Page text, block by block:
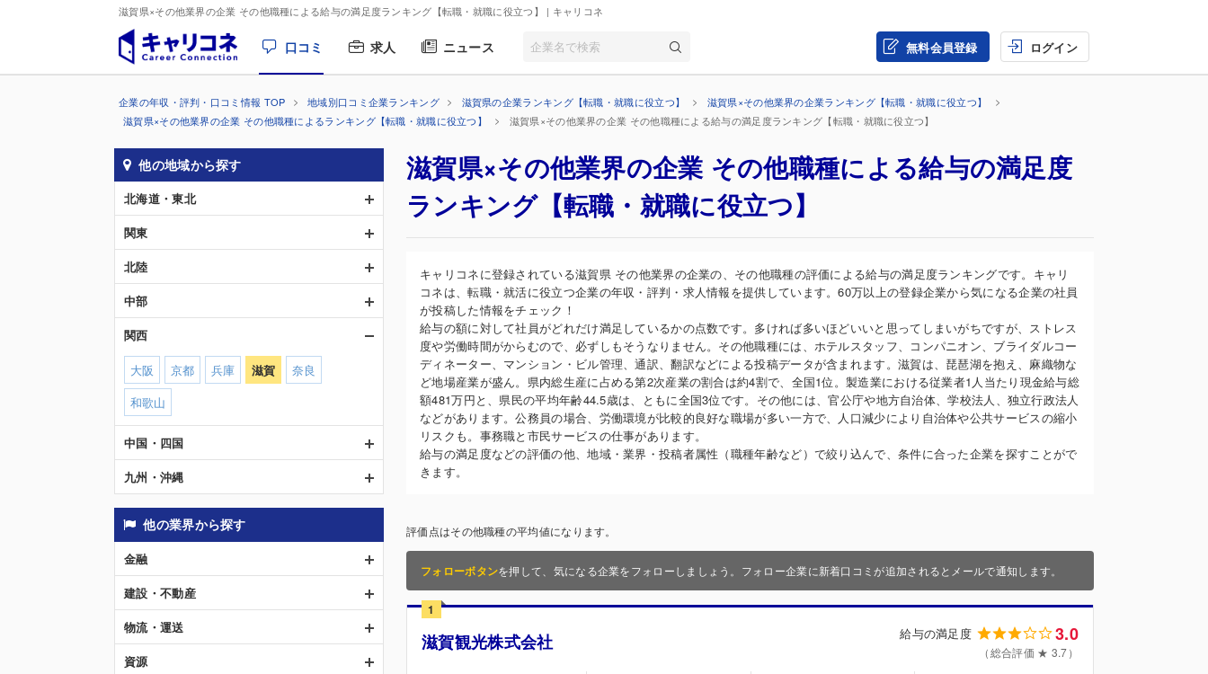
滋賀県×その他業界の企業 その他職種による給与の満足度ランキング【転職・就職に役立つ】 | キャリコネ
口コミ 求人 ニュース 無料会員登録 ログイン
企業の年収・評判・口コミ情報 TOP 地域別口コミ企業ランキング 滋賀県の企業ランキング【転職・就職に役立つ】
滋賀県×その他業界の企業ランキング【転職・就職に役立つ】
滋賀県×その他業界の企業 その他職種によるランキング【転職・就職に役立つ】
滋賀県×その他業界の企業 その他職種による給与の満足度ランキング【転職・就職に役立つ】
滋賀県×その他業界の企業 その他職種による給与の満足度
ランキング【転職・就職に役立つ】
キャリコネに登録されている滋賀県 その他業界の企業の、その他職種の評価による給与の満足度ランキングです。キャリ
コネは、転職・就活に役立つ企業の年収・評判・求人情報を提供しています。60万以上の登録企業から気になる企業の社員
が投稿した情報をチェック！
給与の額に対して社員がどれだけ満足しているかの点数です。多ければ多いほどいいと思ってしまいがちですが、ストレス
度や労働時間がからむので、必ずしもそうなりません。その他職種には、ホテルスタッフ、コンパニオン、ブライダルコー
ディネーター、マンション・ビル管理、通訳、翻訳などによる投稿データが含まれます。滋賀は、琵琶湖を抱え、麻織物な
ど地場産業が盛ん。県内総生産に占める第2次産業の割合は約4割で、全国1位。製造業における従業者1人当たり現金給与総
額481万円と、県民の平均年齢44.5歳は、ともに全国3位です。その他には、官公庁や地方自治体、学校法人、独立行政法人
などがあります。公務員の場合、労働環境が比較的良好な職場が多い一方で、人口減少により自治体や公共サービスの縮小
リスクも。事務職と市民サービスの仕事があります。
給与の満足度などの評価の他、地域・業界・投稿者属性（職種年齢など）で絞り込んで、条件に合った企業を探すことがで
きます。
評価点はその他職種の平均値になります。
フォローボタンを押して、気になる企業をフォローしましょう。フォロー企業に新着口コミが追加されるとメールで通知します。
1
滋賀観光株式会社 給与の満足度 3.0
（総合評価 ★ 3.7）
他の地域から探す
北海道・東北
関東
北陸
中部
関西
大阪 京都 兵庫 滋賀
奈良
和歌山
中国・四国
九州・沖縄
他の業界から探す
金融
建設・不動産
物流・運送
資源